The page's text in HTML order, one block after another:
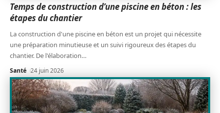
Temps de construction d’une piscine en béton : les
étapes du chantier
La construction d'une piscine en béton est un projet qui nécessite
une préparation minutieuse et un suivi rigoureux des étapes du
chantier. De l'élaboration…
Santé 24 juin 2026